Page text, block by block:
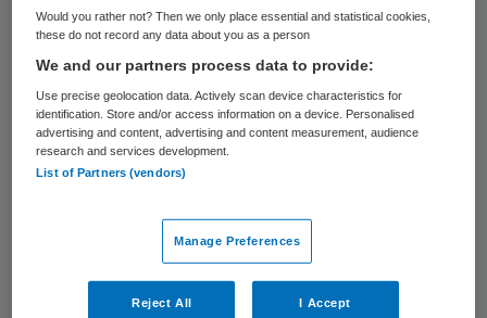
zullen maken van digitale zorg. Het is nu
vooral de jongere, gezonde en hoger
opgeleide consument die graag gebruik zou
willen maken van zorg op afstand diensten.
Geen doel op zich
Zorg op afstand is geen doel op zich maar
een middel om de toegankelijkheid en
kwaliteit van zorg te verhogen en de
Would you rather not? Then we only place essential and statistical cookies,
these do not record any data about you as a person
We and our partners process data to provide:
Use precise geolocation data. Actively scan device characteristics for
identification. Store and/or access information on a device. Personalised
advertising and content, advertising and content measurement, audience
research and services development.
List of Partners (vendors)
Manage Preferences
Reject All I Accept